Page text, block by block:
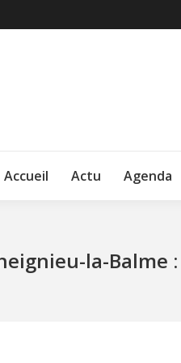
Accueil Actu Agenda
la-Balme